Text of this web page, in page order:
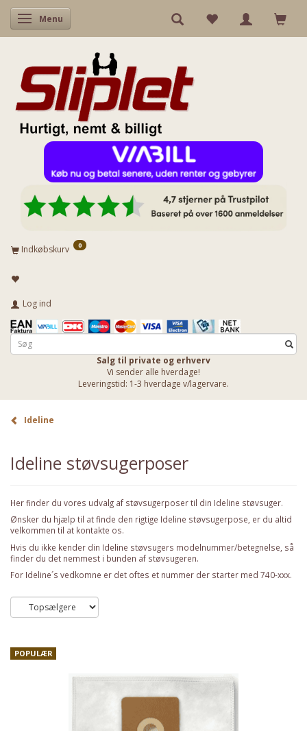
Skifte navigation
Menu
Indkøbskurv 0
Log ind
Salg til private og erhverv
Vi sender alle hverdage!
Leveringstid: 1-3 hverdage v/lagervare.
Ideline
Ideline støvsugerposer
Her finder du vores udvalg af støvsugerposer til din Ideline støvsuger.
Ønsker du hjælp til at finde den rigtige Ideline støvsugerpose, er du altid
velkommen til at kontakte os.
Hvis du ikke kender din Ideline støvsugers modelnummer/betegnelse, så
finder du det nemmest i bunden af støvsugeren.
For Ideline´s vedkomne er det oftes et nummer der starter med 740-xxx.
POPULÆR